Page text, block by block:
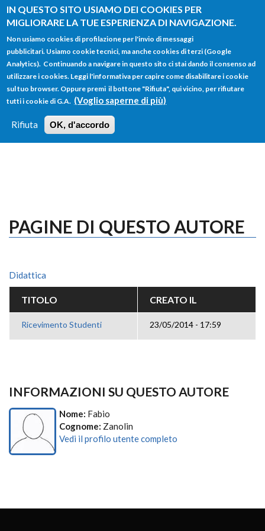
IN QUESTO SITO USIAMO DEI COOKIES PER
MIGLIORARE LA TUE ESPERIENZA DI NAVIGAZIONE.
Non usiamo cookies di profilazione per l'invio di messaggi
pubblicitari. Usiamo cookie tecnici, ma anche cookies di terzi (Google
Analytics). Continuando a navigare in questo sito ci stai dando il consenso ad
utilizzare i cookies. Leggi l'informativa per capire come disabilitare i cookie
sul tuo browser. Oppure premi il bottone "Rifiuta", qui vicino, per rifiutare
tutti i cookie di G.A. (Voglio saperne di più)
Rifiuta OK, d'accordo
Salta al contenuto principale
FORM
DI
RICERCA
Main menu
HOME TUTTI I PROFILI
LOGIN
PAGINE DI QUESTO AUTORE
Didattica
TITOLO CREATO IL
Ricevimento Studenti 23/05/2014 - 17:59
INFORMAZIONI SU QUESTO AUTORE
Nome: Fabio
Cognome: Zanolin
Vedi il profilo utente completo